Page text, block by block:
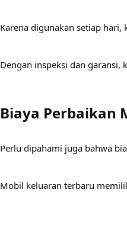
Karena digunakan setiap
Dengan inspeksi dan
Biaya Perbaikan
Perlu dipahami juga bahwa
Mobil keluaran terbaru